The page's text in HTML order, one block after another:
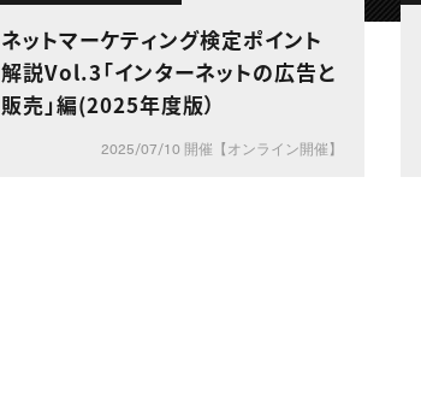
ネットマーケティング検定ポイント
解説Vol.3「インターネットの広告と
販売」編(2025年度版）
2025/07/10 開催【オンライン開催】